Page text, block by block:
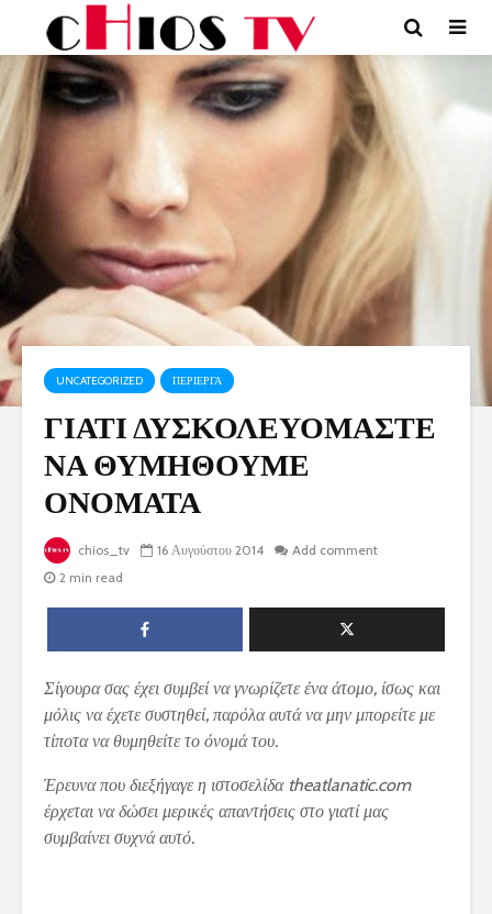
UNCATEGORIZED ΠΕΡΙΕΡΓΑ
ΓΙΑΤΙ ΔΥΣΚΟΛΕΥΟΜΑΣΤΕ
ΝΑ ΘΥΜΗΘΟΥΜΕ
ΟΝΟΜΑΤΑ
chios_tv 16 Αυγούστου 2014
Add comment
2 min read
Σίγουρα σας έχει συμβεί να γνωρίζετε ένα άτομο, ίσως και
μόλις να έχετε συστηθεί, παρόλα αυτά να μην μπορείτε με
τίποτα να θυμηθείτε το όνομά του.
Έρευνα που διεξήγαγε η ιστοσελίδα theatlanatic.com
έρχεται να δώσει μερικές απαντήσεις στο γιατί μας
συμβαίνει συχνά αυτό.